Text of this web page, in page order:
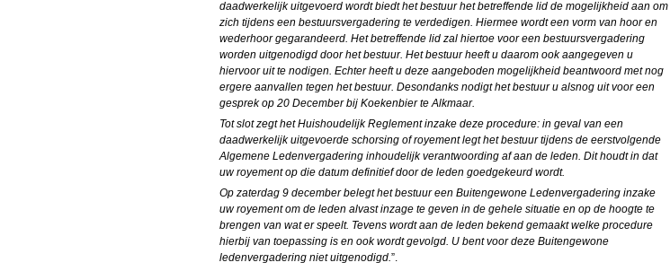
daadwerkelijk uitgevoerd wordt biedt het bestuur het betreffende lid de mogelijkheid aan om
zich tijdens een bestuursvergadering te verdedigen. Hiermee wordt een vorm van hoor en
wederhoor gegarandeerd. Het betreffende lid zal hiertoe voor een bestuursvergadering
worden uitgenodigd door het bestuur. Het bestuur heeft u daarom ook aangegeven u
hiervoor uit te nodigen. Echter heeft u deze aangeboden mogelijkheid beantwoord met nog
ergere aanvallen tegen het bestuur. Desondanks nodigt het bestuur u alsnog uit voor een
gesprek op 20 December bij Koekenbier te Alkmaar.
Tot slot zegt het Huishoudelijk Reglement inzake deze procedure: in geval van een
daadwerkelijk uitgevoerde schorsing of royement legt het bestuur tijdens de eerstvolgende
Algemene Ledenvergadering inhoudelijk verantwoording af aan de leden. Dit houdt in dat
uw royement op die datum definitief door de leden goedgekeurd wordt.
Op zaterdag 9 december belegt het bestuur een Buitengewone Ledenvergadering inzake
uw royement om de leden alvast inzage te geven in de gehele situatie en op de hoogte te
brengen van wat er speelt. Tevens wordt aan de leden bekend gemaakt welke procedure
hierbij van toepassing is en ook wordt gevolgd. U bent voor deze Buitengewone
ledenvergadering niet uitgenodigd. ”.